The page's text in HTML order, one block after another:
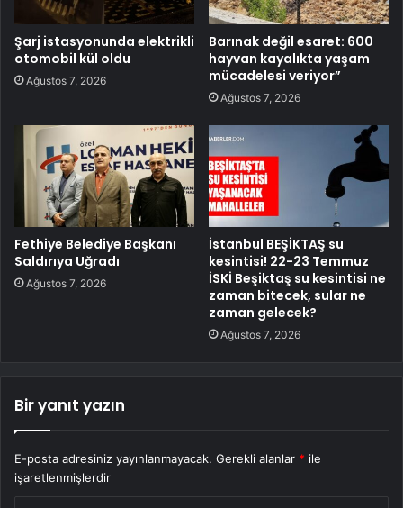
Şarj istasyonunda elektrikli
otomobil kül oldu
Ağustos 7, 2026
Barınak değil esaret: 600
hayvan kayalıkta yaşam
mücadelesi veriyor”
Ağustos 7, 2026
Fethiye Belediye Başkanı
Saldırıya Uğradı
Ağustos 7, 2026
İstanbul BEŞİKTAŞ su
kesintisi! 22-23 Temmuz
İSKİ Beşiktaş su kesintisi ne
zaman bitecek, sular ne
zaman gelecek?
Ağustos 7, 2026
Bir yanıt yazın
E-posta adresiniz yayınlanmayacak. Gerekli alanlar * ile
işaretlenmişlerdir